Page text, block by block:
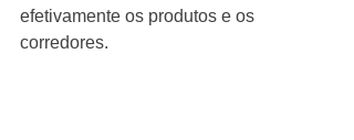
efetivamente os produtos e os
corredores.